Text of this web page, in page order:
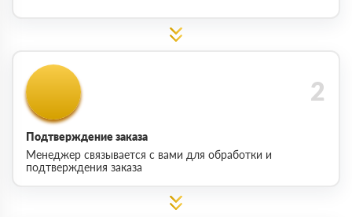
Подтверждение заказа
Менеджер связывается с вами для обработки и
подтверждения заказа